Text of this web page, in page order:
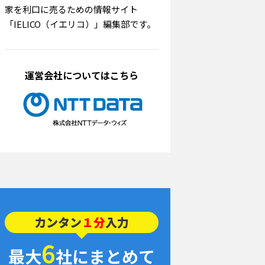
家を利口に売るための情報サイト
「IELICO（イエリコ）」編集部です。
運営会社についてはこちら
カンタン１分入力
最大6社にまとめて